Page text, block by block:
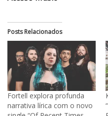
Posts Relacionados
Fortell explora profunda
narrativa lírica com o novo